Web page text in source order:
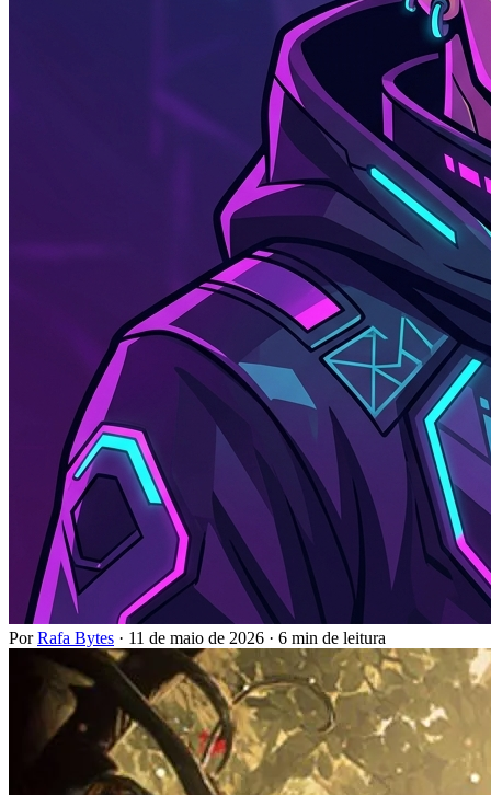
PorRafa Bytes · 11 de maio de 2026 · 6 min de leitura